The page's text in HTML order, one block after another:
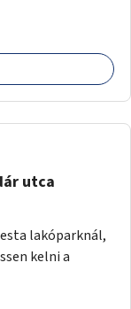
Olyan
lehetőség
utca
lakóparknál,
kelni a